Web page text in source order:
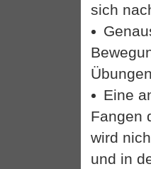
sich
Eine
Fangen
wird
und in